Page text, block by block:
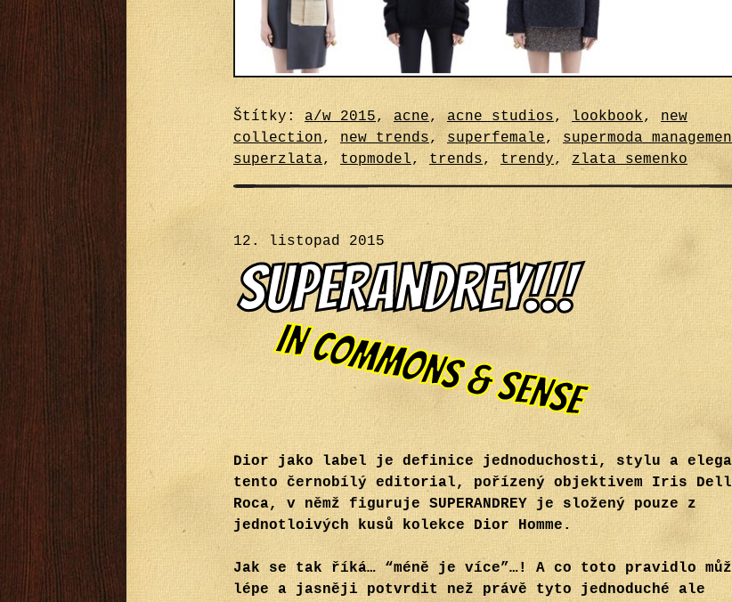
Štítky: a/w 2015, acne, acne studios, lookbook, new
collection, new trends, superfemale, supermoda
superzlata,topmodel, trends, trendy, zlata semenko
12. listopad 2015
Dior jako label je definice jednoduchosti, stylu a
tento černobílý editorial, pořízený objektivem Iris
Roca, v němž figuruje SUPERANDREY je složený pouze z
jednotloivých kusů kolekce Dior Homme.
Jak se tak říká… “méně je více”…! A co toto pravidlo
lépe a jasněji potvrdit než právě tyto jednoduché ale